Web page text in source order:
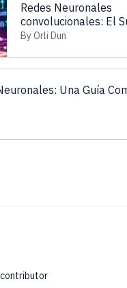
Redes Neuronales
convolucionales: El
de la Visión Artificial
By Orli Dun
Una Guía